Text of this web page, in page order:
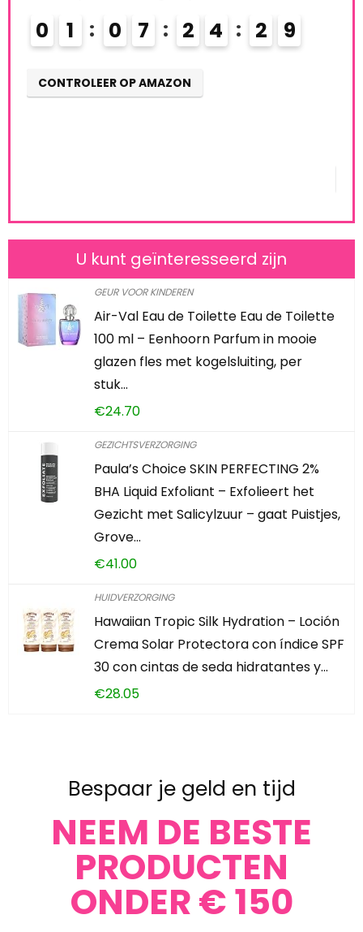
Already Sold: Available:
Schiet op! Aanbieding loopt binnenkort af
U kunt geïnteresseerd zijn
GEUR VOOR KINDEREN
Air-Val Eau de Toilette Eau de Toilette
100 ml – Eenhoorn Parfum in mooie
glazen fles met kogelsluiting, per
stuk…
€24.70
GEZICHTSVERZORGING
Paula’s Choice SKIN PERFECTING 2%
BHA Liquid Exfoliant – Exfolieert het
Gezicht met Salicylzuur – gaat Puistjes,
Grove…
€41.00
HUIDVERZORGING
Hawaiian Tropic Silk Hydration – Loción
Crema Solar Protectora con índice SPF
30 con cintas de seda hidratantes y…
€28.05
Bespaar je geld en tijd
NEEM DE BESTE
PRODUCTEN
ONDER € 150